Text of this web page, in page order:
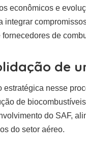
econômicos e
integrar
de
de
nesse
de
do SAF,
do setor aéreo.